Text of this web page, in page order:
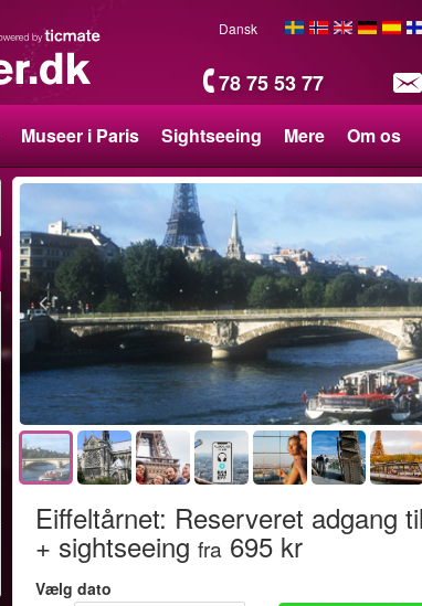
78 75 53 77
Dansk
Museer i Paris Sightseeing Mere Om os
Eiffeltårnet: Reserveret adgang
+ sightseeing fra 695 kr
Vælg dato